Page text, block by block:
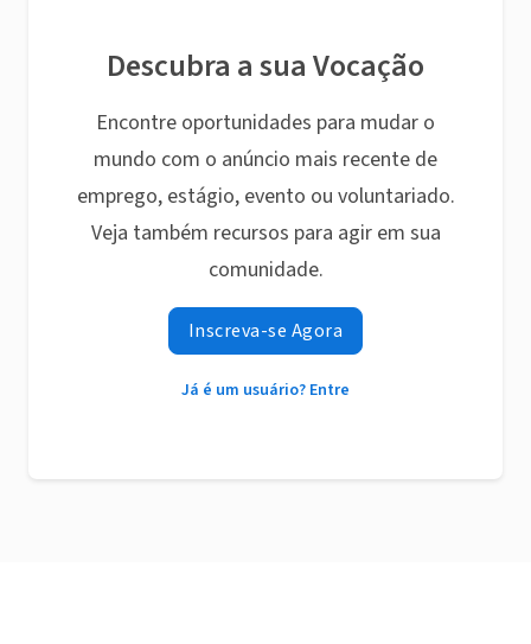
Descubra a sua Vocação
Encontre oportunidades para mudar o
mundo com o anúncio mais recente de
emprego, estágio, evento ou voluntariado.
Veja também recursos para agir em sua
comunidade.
Inscreva-se Agora
Já é um usuário? Entre